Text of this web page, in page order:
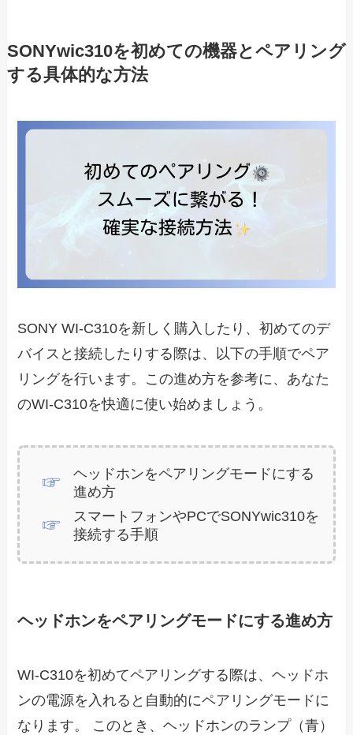
SONYwic310を初めての機器とペアリング
する具体的な方法
SONY WI-C310を新しく購入したり、初めてのデ
バイスと接続したりする際は、以下の手順でペア
リングを行います。この進め方を参考に、あなた
のWI-C310を快適に使い始めましょう。
ヘッドホンをペアリングモードにする
進め方
スマートフォンやPCでSONYwic310を
接続する手順
ヘッドホンをペアリングモードにする進め方
WI-C310を初めてペアリングする際は、ヘッドホ
ンの電源を入れると自動的にペアリングモードに
なります。 このとき、ヘッドホンのランプ（青）